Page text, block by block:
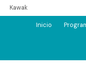
Kawak
Inicio